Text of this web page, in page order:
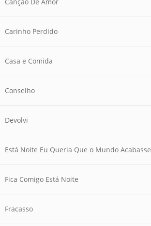
Carinho Perdido
Casa e Comida
Conselho
Devolvi
Está Noite Eu Queria Que o Mundo Acabasse
Fica Comigo Está Noite
Fracasso